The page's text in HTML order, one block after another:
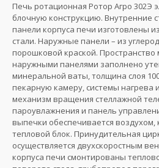
Печь ротационная Ротор Агро 302Э
блочную конструкцию. Внутренние
панели корпуса печи изготовлены
стали. Наружные панели – из
порошковой краской.
наружными панелями заполнено
минеральной ваты, толщина слоя
пекарную камеру, системы нагрева
механизм вращения стеллажной
пароувлажнения и панель
выпечки обеспечивается
тепловой блок. Принудительная
осуществляется двухскоростным
корпуса печи смонтированы